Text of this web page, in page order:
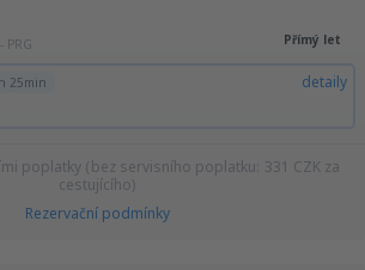
PRG Přímý let
25min detaily
poplatky (bez servisního poplatku: 331 CZK za
cestujícího)
Rezervační podmínky